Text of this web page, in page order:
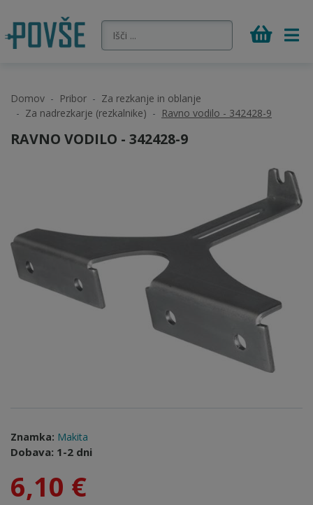
Domov Pribor
Za rezkanje in oblanje
Za nadrezkarje (rezkalnike)
Ravno vodilo - 342428-9
RAVNO VODILO - 342428-9
Znamka: Makita
Dobava: 1-2 dni
6,10 €